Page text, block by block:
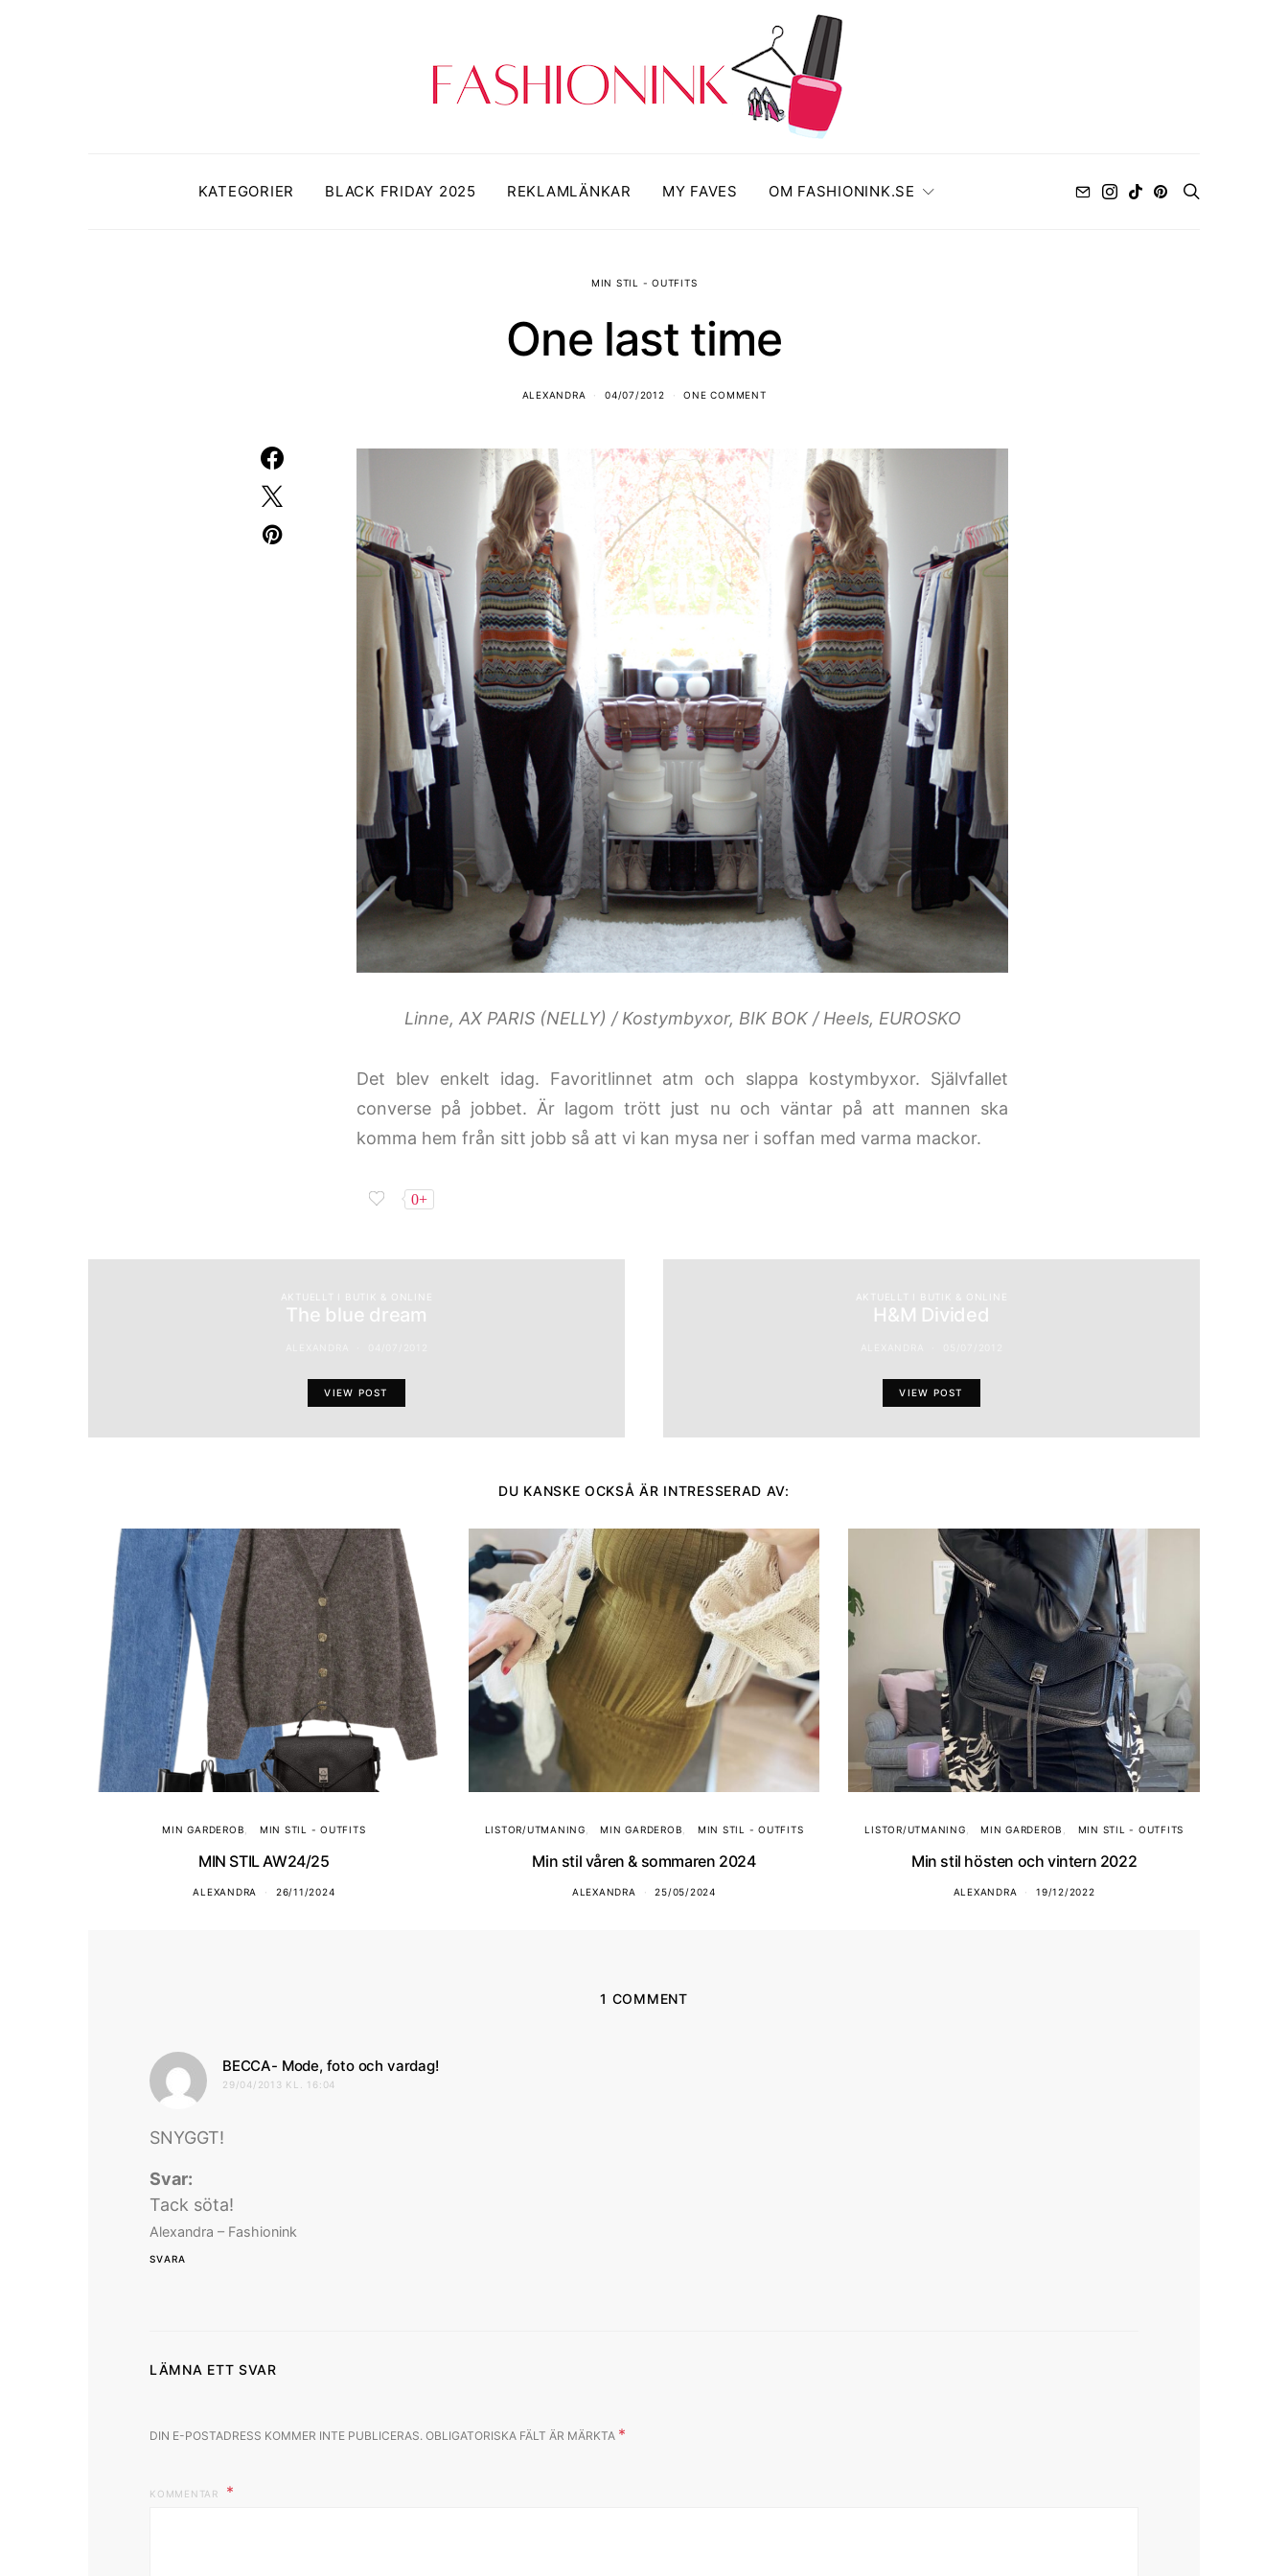
KATEGORIER BLACK FRIDAY 2025 REKLAMLÄNKAR MY FAVES OM FASHIONINK.SE
MIN STIL - OUTFITS
One last time
ALEXANDRA 04/07/2012 ONE COMMENT
Linne, AX PARIS (NELLY) / Kostymbyxor, BIK BOK / Heels, EUROSKO
Det blev enkelt idag. Favoritlinnet atm och slappa kostymbyxor. Självfallet
converse på jobbet. Är lagom trött just nu och väntar på att mannen ska
komma hem från sitt jobb så att vi kan mysa ner i soffan med varma mackor.
0+
AKTUELLT I BUTIK & ONLINE
The blue dream
VIEW POST
AKTUELLT I BUTIK & ONLINE
H&M Divided
VIEW POST
DU KANSKE OCKSÅ ÄR INTRESSERAD AV:
MIN GARDEROB MIN STIL - OUTFITS
MIN STIL AW24/25
ALEXANDRA 26/11/2024
LISTOR/UTMANING MIN GARDEROB MIN STIL - OUTFITS
Min stil våren & sommaren 2024
ALEXANDRA 25/05/2024
LISTOR/UTMANING MIN GARDEROB MIN STIL - OUTFITS
Min stil hösten och vintern 2022
ALEXANDRA 19/12/2022
1 COMMENT
BECCA- Mode, foto och vardag!
29/04/2013 KL. 16:04
SNYGGT!
Svar:
Tack söta!
Alexandra – Fashionink
SVARA
LÄMNA ETT SVAR
DIN E-POSTADRESS KOMMER INTE PUBLICERAS. OBLIGATORISKA FÄLT ÄR MÄRKTA *
KOMMENTAR